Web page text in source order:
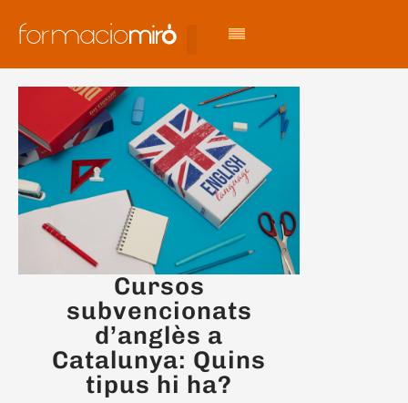
Cursos
subvencionats
d’anglès a
Catalunya: Quins
tipus hi ha?